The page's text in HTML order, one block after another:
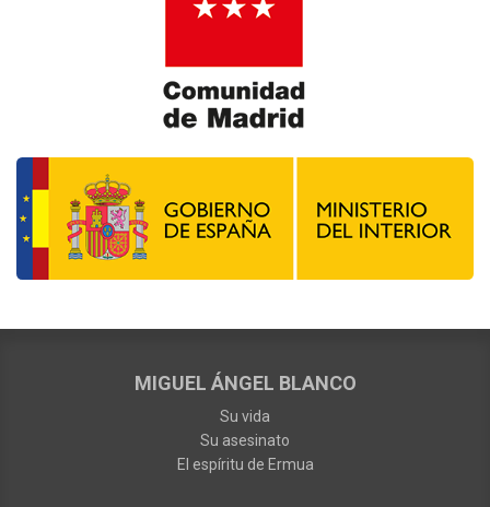
MIGUEL ÁNGEL BLANCO
Su vida
Su asesinato
El espíritu de Ermua